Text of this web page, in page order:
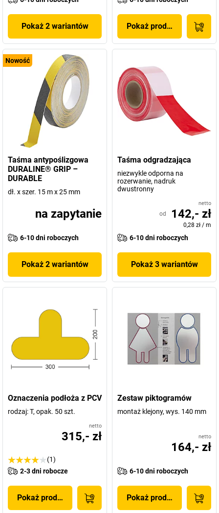
Pokaż 2 wariantów Pokaż produkt
Nowość
Taśma antypoślizgowa
DURALINE® GRIP –
DURABLE
dł. x szer. 15 m x 25 mm
na zapytanie
6-10 dni roboczych
Pokaż 2 wariantów
Taśma odgradzająca
niezwykle odporna na
rozerwanie, nadruk
dwustronny
netto
od 142,- zł
0,28 zł / m
6-10 dni roboczych
Pokaż 3 wariantów
Oznaczenia podłoża z PCV
rodzaj: T, opak. 50 szt.
netto
315,- zł
(1)
2-3 dni robocze
Pokaż produkt
Zestaw piktogramów
montaż klejony, wys. 140 mm
netto
164,- zł
6-10 dni roboczych
Pokaż produkt